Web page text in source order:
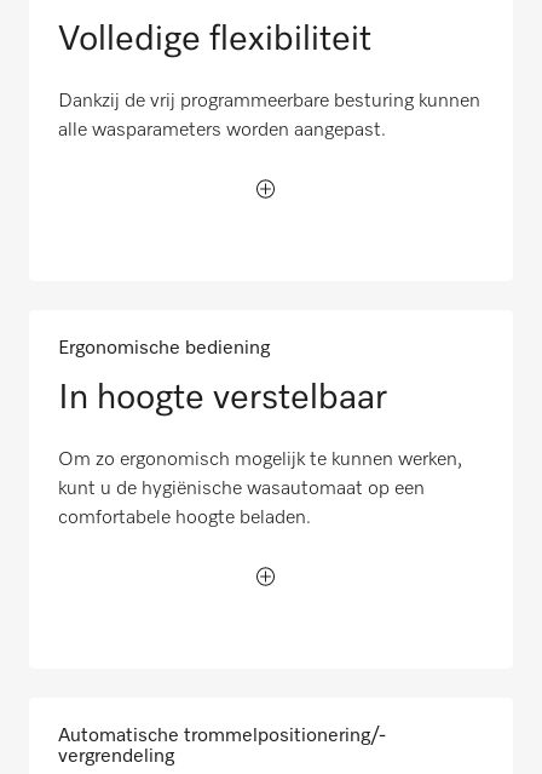
Volledige flexibiliteit
Dankzij de vrij programmeerbare besturing kunnen
alle wasparameters worden aangepast.
Ergonomische bediening
In hoogte verstelbaar
Om zo ergonomisch mogelijk te kunnen werken,
kunt u de hygiënische wasautomaat op een
comfortabele hoogte beladen.
Automatische trommelpositionering/-
vergrendeling